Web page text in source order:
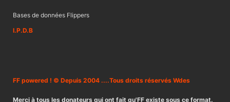
Bases de données Flippers
I.P.D.B
FF powered ! © Depuis 2004 ....Tous droits réservés Wdes
Merci à tous les donateurs qui ont fait qu'FF existe sous ce format.